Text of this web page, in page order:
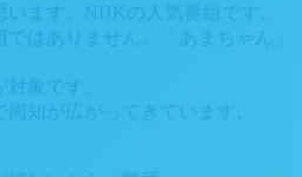
ます。NHKの人気番組です。
はありません。「あまちゃん」
象です。
周知が広がってきています。